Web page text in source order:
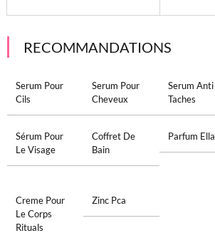
RECOMMANDATIONS
Serum Pour
Cils
Serum Pour
Cheveux
Serum Anti
Taches
Sérum Pour
Le Visage
Coffret De
Bain
Parfum Ella
Creme Pour
Le Corps
Rituals
Zinc Pca